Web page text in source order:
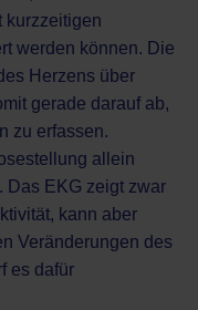
kurzzeitigen
werden können. Die
Herzens über
gerade darauf ab,
zu erfassen.
allein
Das EKG zeigt zwar
kann aber
Veränderungen des
es dafür